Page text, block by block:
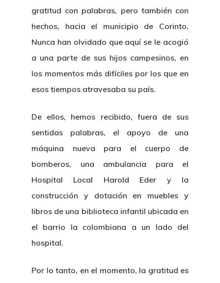
gratitud con palabras, pero también con
hechos, hacia el municipio de Corinto.
Nunca han olvidado que aquí se le acogió
a una parte de sus hijos campesinos, en
los momentos más difíciles por los que en
esos tiempos atravesaba su país.
De ellos, hemos recibido, fuera de sus
sentidas palabras, el apoyo de una
máquina nueva para el cuerpo de
bomberos, una ambulancia para el
Hospital Local Harold Eder y la
construcción y dotación en muebles y
libros de una biblioteca infantil ubicada en
el barrio la colombiana a un lado del
hospital.
Por lo tanto, en el momento, la gratitud es